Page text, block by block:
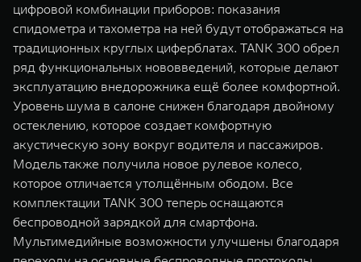
цифровой комбинации приборов: показания
спидометра и тахометра на ней будут отображаться на
традиционных круглых циферблатах. TANK 300 обрел
ряд функциональных нововведений, которые делают
эксплуатацию внедорожника ещё более комфортной.
Уровень шума в салоне снижен благодаря двойному
остеклению, которое создает комфортную
акустическую зону вокруг водителя и пассажиров.
Модель также получила новое рулевое колесо,
которое отличается утолщённым ободом. Все
комплектации TANK 300 теперь оснащаются
беспроводной зарядкой для смартфона.
Мультимедийные возможности улучшены благодаря